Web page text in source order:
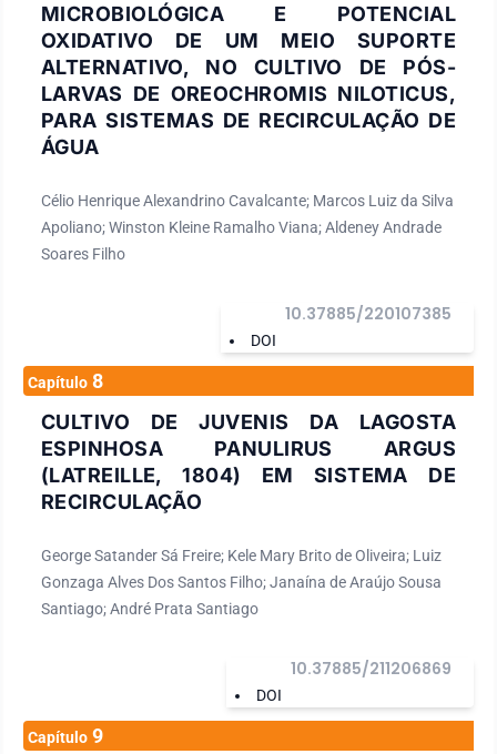
MICROBIOLÓGICA E POTENCIAL
OXIDATIVO DE UM MEIO SUPORTE
ALTERNATIVO, NO CULTIVO DE PÓS-
LARVAS DE OREOCHROMIS NILOTICUS,
PARA SISTEMAS DE RECIRCULAÇÃO DE
ÁGUA
Célio Henrique Alexandrino Cavalcante; Marcos Luiz da Silva
Apoliano; Winston Kleine Ramalho Viana; Aldeney Andrade
Soares Filho
DOI
10.37885/220107385
Capítulo 8
CULTIVO DE JUVENIS DA LAGOSTA
ESPINHOSA PANULIRUS ARGUS
(LATREILLE, 1804) EM SISTEMA DE
RECIRCULAÇÃO
George Satander Sá Freire; Kele Mary Brito de Oliveira; Luiz
Gonzaga Alves Dos Santos Filho; Janaína de Araújo Sousa
Santiago; André Prata Santiago
DOI
10.37885/211206869
Capítulo 9